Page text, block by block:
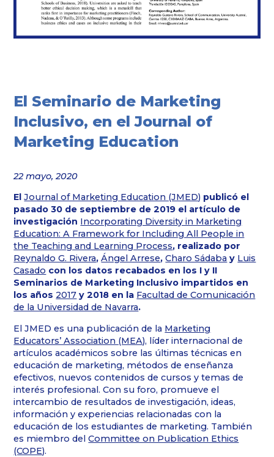
El Seminario de Marketing
Inclusivo, en el Journal of
Marketing Education
22 mayo, 2020
ElJournal of Marketing Education (JMED) publicó el
pasado 30 de septiembre de 2019 el artículo de
investigación Incorporating Diversity in Marketing
Education: A Framework for Including All People in
the Teaching and Learning Process, realizado por
Reynaldo G. Rivera,Ángel Arrese,Charo Sádaba y Luis
Casado con los datos recabados en los I y II
Seminarios de Marketing Inclusivo impartidos en
los años 2017 y 2018 en la Facultad de Comunicación
de la Universidad de Navarra.
El JMED es una publicación de la Marketing
Educators’ Association (MEA), líder internacional de
artículos académicos sobre las últimas técnicas en
educación de marketing, métodos de enseñanza
efectivos, nuevos contenidos de cursos y temas de
interés profesional. Con su foro, promueve el
intercambio de resultados de investigación, ideas,
información y experiencias relacionadas con la
educación de los estudiantes de marketing. También
es miembro delCommittee on Publication Ethics
(COPE).